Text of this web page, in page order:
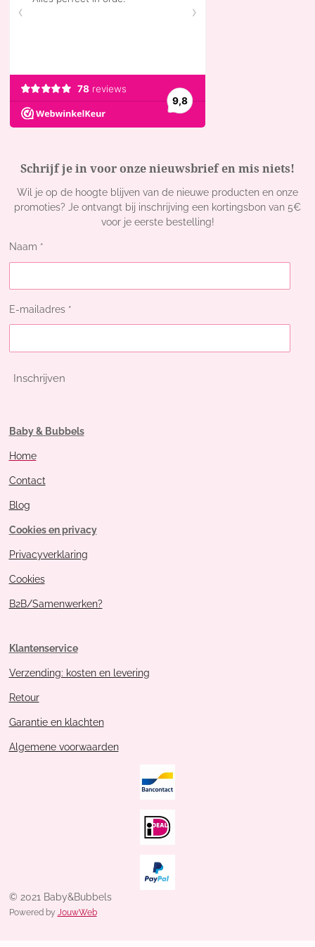
Schrijf je in voor onze nieuwsbrief en mis niets!
Wil je op de hoogte blijven van de nieuwe producten en onze
promoties? Je ontvangt bij inschrijving een kortingsbon van 5€
voor je eerste bestelling!
Naam *
E-mailadres *
Inschrijven
Baby & Bubbels
Home
Contact
Blog
Cookies en privacy
Privacyverklaring
Cookies
B2B/Samenwerken?
Klantenservice
Verzending: kosten en levering
Retour
Garantie en klachten
Algemene voorwaarden
© 2021 Baby&Bubbels
Powered by JouwWeb